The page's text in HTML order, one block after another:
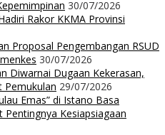
30/07/2026
Rakor KKMA Provinsi
Proposal Pengembangan RSUD
30/07/2026
Diwarnai Dugaan Kekerasan,
Pemukulan 29/07/2026
Emas” di Istano Basa
Pentingnya Kesiapsiagaan